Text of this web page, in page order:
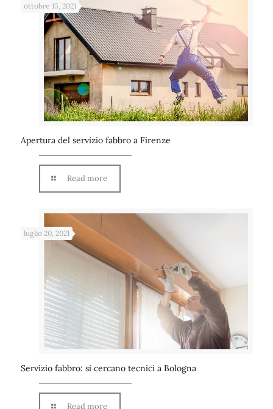
ottobre 15, 2021
Apertura del servizio fabbro a Firenze
Read more
luglio 20, 2021
Servizio fabbro: si cercano tecnici a Bologna
Read more